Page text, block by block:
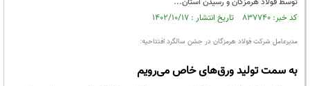
کد خبر: ۸۳۷۷۴۰ تاریخ انتشار : ۱۴۰۲/۱۰/۱۷
مدیرعامل شرکت فولاد هرمزگان در جشن سالگرد افتتاحیه:
به سمت تولید ورق‌های خاص می‌رویم